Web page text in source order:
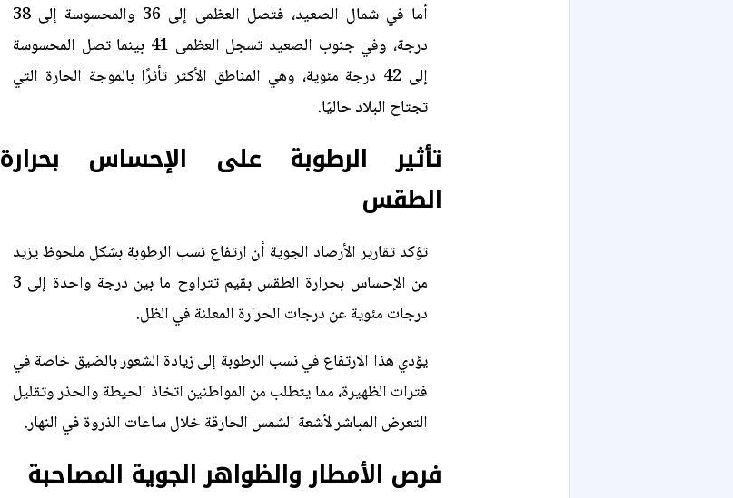
أما في شمال الصعيد، فتصل العظمى إلى 36 والمحسوسة إلى 38
درجة، وفي جنوب الصعيد تسجل العظمى 41 بينما تصل المحسوسة
إلى 42 درجة مئوية، وهي المناطق الأكثر تأثرًا بالموجة الحارة التي
تجتاح البلاد حاليًا.
تأثير الرطوبة على الإحساس بحرارة
الطقس
تؤكد تقارير الأرصاد الجوية أن ارتفاع نسب الرطوبة بشكل ملحوظ يزيد
من الإحساس بحرارة الطقس بقيم تتراوح ما بين درجة واحدة إلى 3
درجات مئوية عن درجات الحرارة المعلنة في الظل.
يؤدي هذا الارتفاع في نسب الرطوبة إلى زيادة الشعور بالضيق خاصة في
فترات الظهيرة، مما يتطلب من المواطنين اتخاذ الحيطة والحذر وتقليل
التعرض المباشر لأشعة الشمس الحارقة خلال ساعات الذروة في النهار.
فرص الأمطار والظواهر الجوية المصاحبة